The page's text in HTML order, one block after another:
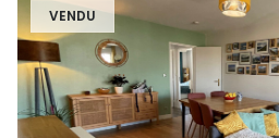
VENDU